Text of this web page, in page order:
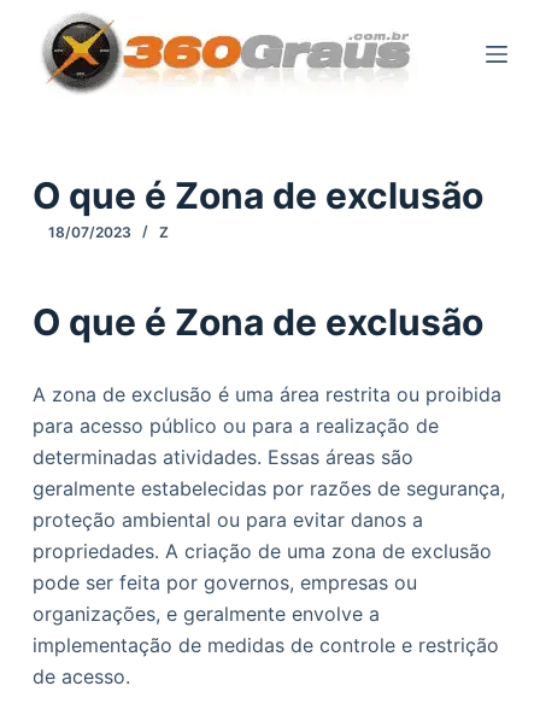
p
o
n
e
ú
d
o
O que é Zona de exclusão
18/07/2023 Z
O que é Zona de exclusão
A zona de exclusão é uma área restrita ou proibida
para acesso público ou para a realização de
determinadas atividades. Essas áreas são
geralmente estabelecidas por razões de segurança,
proteção ambiental ou para evitar danos a
propriedades. A criação de uma zona de exclusão
pode ser feita por governos, empresas ou
organizações, e geralmente envolve a
implementação de medidas de controle e restrição
de acesso.